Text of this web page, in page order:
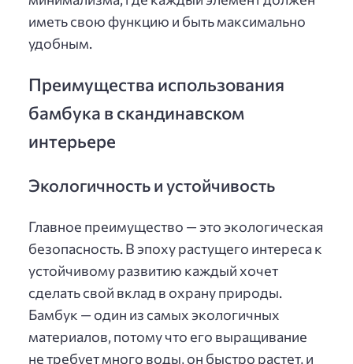
иметь свою функцию и быть максимально
удобным.
Преимущества использования
бамбука в скандинавском
интерьере
Экологичность и устойчивость
Главное преимущество — это экологическая
безопасность. В эпоху растущего интереса к
устойчивому развитию каждый хочет
сделать свой вклад в охрану природы.
Бамбук — один из самых экологичных
материалов, потому что его выращивание
не требует много воды, он быстро растет, и